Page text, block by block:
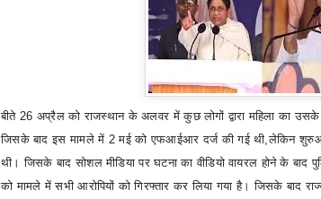
बीते 26 अप्रैल को राजस्थान के अलवर में कुछ लोगों द्वारा महिला का उसके
जिसके बाद इस मामले में 2 मई को एफआईआर दर्ज की गई थी,लेकिन
थी। जिसके बाद सोशल मीडिया पर घटना का वीडियो वायरल होने के
को मामले में सभी आरोपियों को गिरफ्तार कर लिया गया है। जिसके बाद